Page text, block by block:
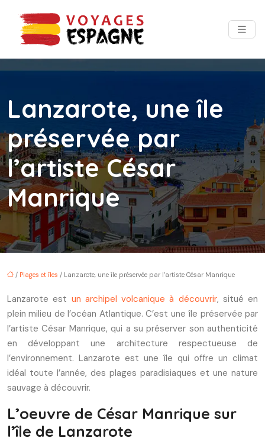
Lanzarote, une île
préservée par
l’artiste César
Manrique
/ Plages et îles / Lanzarote, une île préservée par l’artiste César Manrique
Lanzarote est un archipel volcanique à découvrir, situé en
plein milieu de l’océan Atlantique. C’est une île préservée par
l’artiste César Manrique, qui a su préserver son authenticité
en développant une architecture respectueuse de
l’environnement. Lanzarote est une île qui offre un climat
idéal toute l’année, des plages paradisiaques et une nature
sauvage à découvrir.
L’oeuvre de César Manrique sur
l’île de Lanzarote